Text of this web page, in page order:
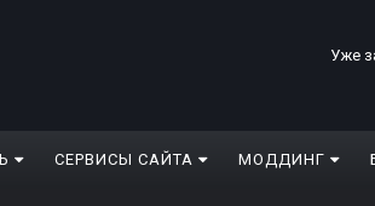
Уже
СЕРВИСЫ САЙТА МОДДИНГ